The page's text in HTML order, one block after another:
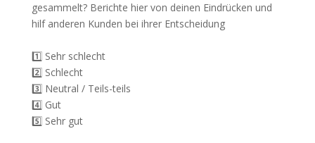
gesammelt? Berichte hier von deinen Eindrücken und
hilf anderen Kunden bei ihrer Entscheidung
1️⃣ Sehr schlecht
2️⃣ Schlecht
3️⃣ Neutral / Teils-teils
4️⃣ Gut
5️⃣ Sehr gut